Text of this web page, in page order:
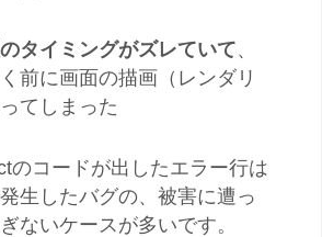
タイミングがズレていて、
前に画面の描画（レンダリ
てしまった
のコードが出したエラー行は
発生したバグの、被害に遭っ
ないケースが多いです。